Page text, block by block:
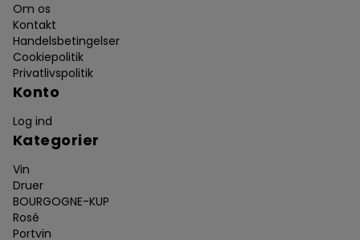
Om os
Kontakt
Handelsbetingelser
Cookiepolitik
Privatlivspolitik
Konto
Log ind
Kategorier
Vin
Druer
BOURGOGNE-KUP
Rosé
Portvin